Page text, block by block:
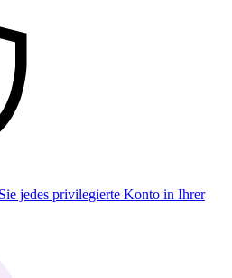
jedes privilegierte Konto in Ihrer